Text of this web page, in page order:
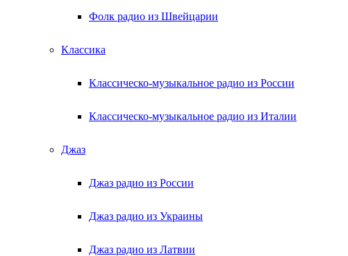
Фолк радио из Швейцарии
Классика
Классическо-музыкальное радио из России
Классическо-музыкальное радио из Италии
Джаз
Джаз радио из России
Джаз радио из Украины
Джаз радио из Латвии